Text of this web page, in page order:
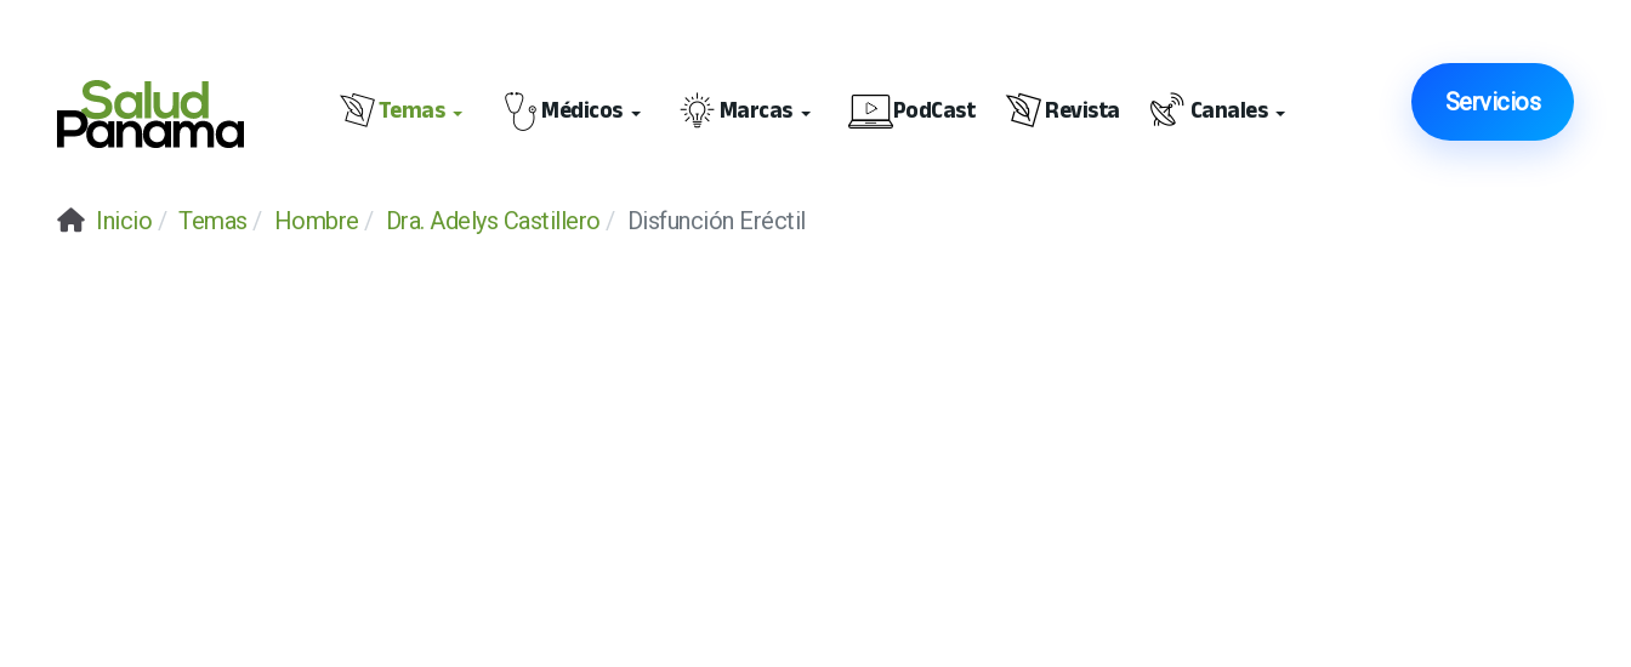
Temas Médicos Marcas PodCast Revista Canales Servicios
Inicio Temas Hombre Dra. Adelys Castillero Disfunción Eréctil